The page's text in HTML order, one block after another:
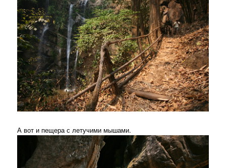
А вот и пещера с летучими мышами.